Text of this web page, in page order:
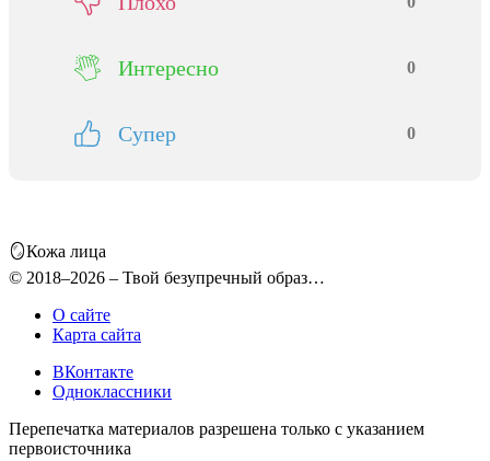
Интересно 0
Супер 0
🪞Кожа лица
© 2018–2026 – Твой безупречный образ…
О сайте
Карта сайта
ВКонтакте
Одноклассники
Перепечатка материалов разрешена только с указанием
первоисточника